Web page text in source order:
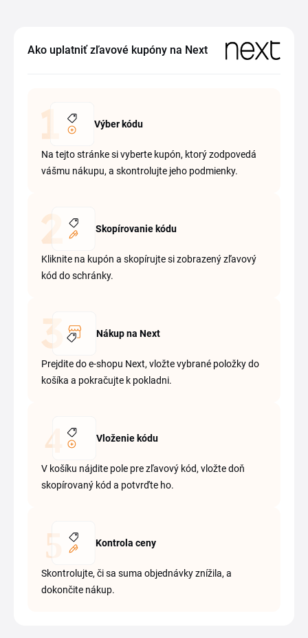
Ako uplatniť zľavové kupóny na Next
Výber kódu
Na tejto stránke si vyberte kupón, ktorý zodpovedá
vášmu nákupu, a skontrolujte jeho podmienky.
Skopírovanie kódu
Kliknite na kupón a skopírujte si zobrazený zľavový
kód do schránky.
Nákup na Next
Prejdite do e-shopu Next, vložte vybrané položky do
košíka a pokračujte k pokladni.
Vloženie kódu
V košíku nájdite pole pre zľavový kód, vložte doň
skopírovaný kód a potvrďte ho.
Kontrola ceny
Skontrolujte, či sa suma objednávky znížila, a
dokončite nákup.